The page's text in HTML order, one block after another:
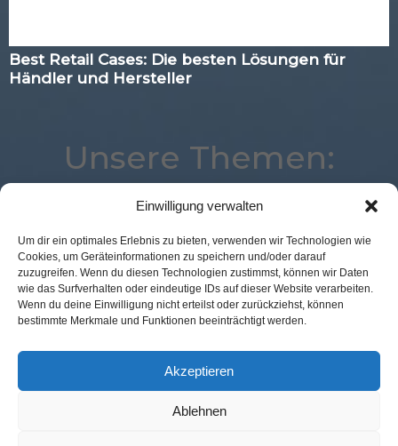
Einwilligung verwalten
Um dir ein optimales Erlebnis zu bieten, verwenden wir Technologien wie
Cookies, um Geräteinformationen zu speichern und/oder darauf
zuzugreifen. Wenn du diesen Technologien zustimmst, können wir Daten
wie das Surfverhalten oder eindeutige IDs auf dieser Website verarbeiten.
Wenn du deine Einwilligung nicht erteilst oder zurückziehst, können
bestimmte Merkmale und Funktionen beeinträchtigt werden.
Akzeptieren
Ablehnen
Best Retail Cases: Die besten Lösungen für
Händler und Hersteller
Unsere Themen:
Voice Analytics Künstliche Intelligenz
Loyalty
POS Connect
Kassenlose Läden
Marketing
Mobile
Advertising Expertenwissen
Corona
Logistik
Commerce eCommerce
Studie
Payment